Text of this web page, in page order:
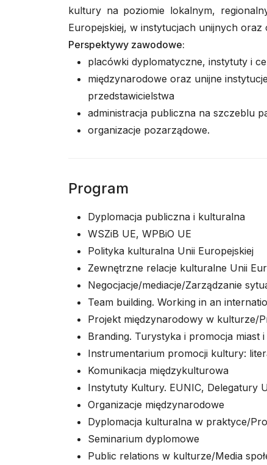
kultury na poziomie lokalnym,
Europejskiej, w instytucjach unijnych
Perspektywy zawodowe:
placówki dyplomatyczne, instytuty i
międzynarodowe oraz unijne
przedstawicielstwa
administracja publiczna na szczeblu
organizacje pozarządowe.
Program
Dyplomacja publiczna i kulturalna
WSZiB UE, WPBiO UE
Polityka kulturalna Unii Europejskiej
Zewnętrzne relacje kulturalne Unii
Negocjacje/mediacje/Zarządzanie
Team building. Working in an
Projekt międzynarodowy w kulturze/
Branding. Turystyka i promocja miast
Instrumentarium promocji kultury:
Komunikacja międzykulturowa
Instytuty Kultury. EUNIC, Delegatury
Organizacje międzynarodowe
Dyplomacja kulturalna w praktyce/
Seminarium dyplomowe
Public relations w kulturze/Media